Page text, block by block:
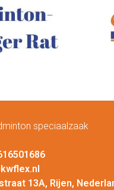
speciaalzaak
13A, Rijen,